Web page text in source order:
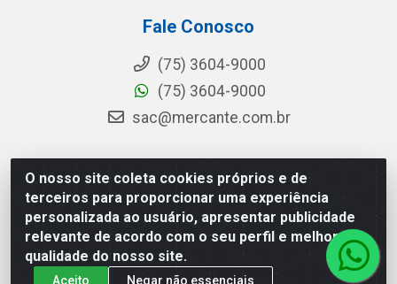
O nosso site coleta cookies próprios e de
terceiros para proporcionar uma experiência
personalizada ao usuário, apresentar publicidade
relevante de acordo com o seu perfil e melhorar a
qualidade do nosso site.
Aceito Negar não essenciais
Fale Conosco
(75) 3604-9000
(75) 3604-9000
sac@mercante.com.br
Mercante Distribuidora - Rua Mercante, 699 - Aviário,
Feira de Santana/BA - CEP 44.096-218 - CNPJ
96.755.848/0001-08